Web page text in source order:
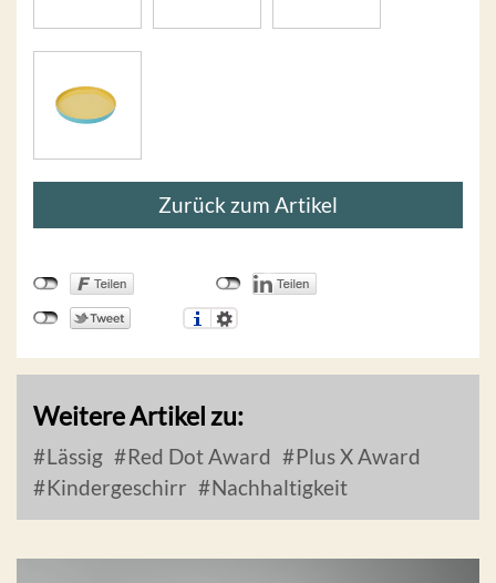
Zurück zum Artikel
Weitere Artikel zu:
Lässig Red Dot Award
Plus X Award
Kindergeschirr
Nachhaltigkeit